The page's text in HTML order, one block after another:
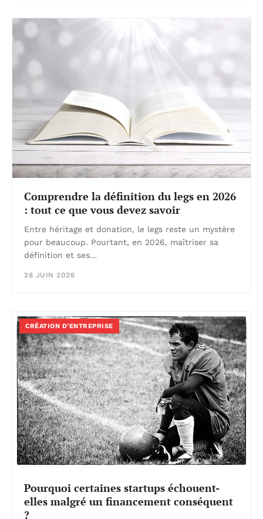
Comprendre la définition du legs en 2026
: tout ce que vous devez savoir
Entre héritage et donation, le legs reste un mystère
pour beaucoup. Pourtant, en 2026, maîtriser sa
définition et ses…
28 JUIN 2026
CRÉATION D’ENTREPRISE
Pourquoi certaines startups échouent-
elles malgré un financement conséquent
?